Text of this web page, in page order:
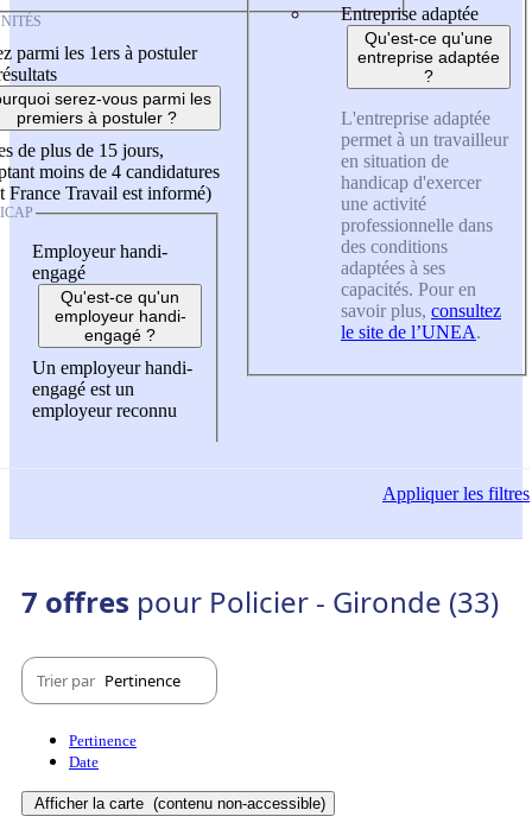
parmi les 1ers à postuler
serez-vous parmi les
premiers à postuler ?
de plus de 15 jours,
moins de 4 candidatures
France Travail est informé)
Employeur handi-
engagé
Qu'est-ce qu'un
employeur handi-
engagé ?
Un employeur handi-
engagé est un
employeur reconnu
Entreprise adaptée
Qu'est-ce qu'une
entreprise adaptée
?
L'entreprise adaptée
permet à un travailleur
en situation de
handicap d'exercer
une activité
professionnelle dans
des conditions
adaptées à ses
capacités. Pour en
savoir plus, consultez
le site de l’UNEA.
Appliquerles filtres
7 offres pour Policier - Gironde (33)
Trier par Pertinence
Pertinence
Date
Afficher la carte (contenu non-accessible)